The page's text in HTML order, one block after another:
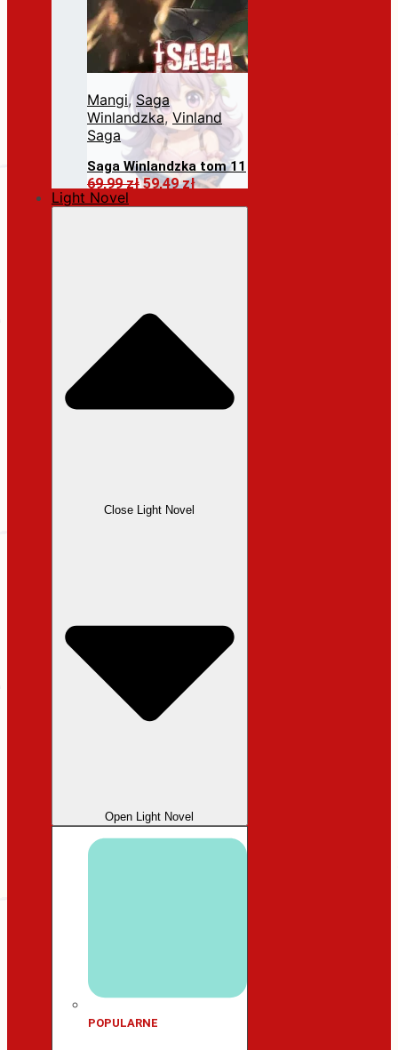
Mangi, Saga
Winlandzka, Vinland
Saga
Saga Winlandzka tom 11
69,99złPierwotna
59,49złAktualna
Dodaj do koszyka
Light Novel
Close Light Novel
Open Light Novel
POPULARNE